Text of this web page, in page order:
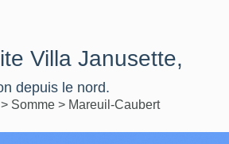
Villa Janusette,
depuis le nord.
> Somme > Mareuil-Caubert